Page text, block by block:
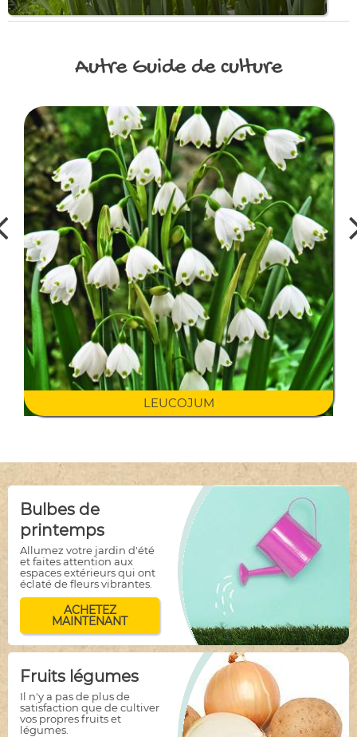
Autre Guide de culture
LEUCOJUM
Bulbes de
printemps
Allumez votre jardin d'été
et faites attention aux
espaces extérieurs qui ont
éclaté de fleurs vibrantes.
ACHETEZ
MAINTENANT
Fruits légumes
Il n'y a pas de plus de
satisfaction que de cultiver
vos propres fruits et
légumes.